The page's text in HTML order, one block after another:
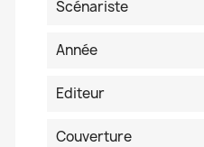
Scénariste
Année
Editeur
Couverture